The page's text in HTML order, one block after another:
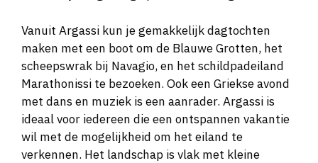
Vanuit Argassi kun je gemakkelijk dagtochten
maken met een boot om de Blauwe Grotten, het
scheepswrak bij Navagio, en het schildpadeiland
Marathonissi te bezoeken. Ook een Griekse avond
met dans en muziek is een aanrader. Argassi is
ideaal voor iedereen die een ontspannen vakantie
wil met de mogelijkheid om het eiland te
verkennen. Het landschap is vlak met kleine